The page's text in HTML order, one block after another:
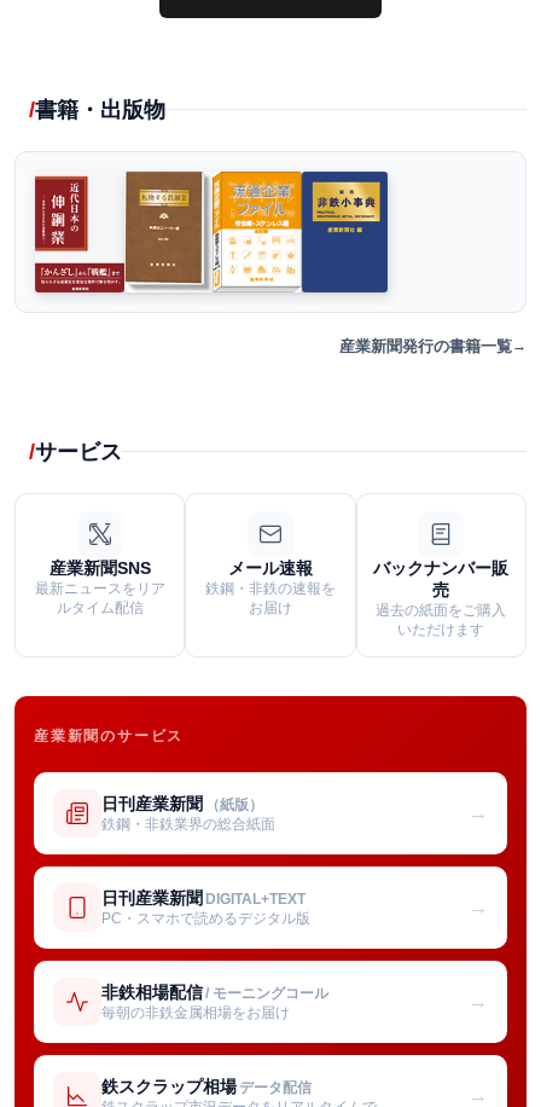
書籍・出版物
産業新聞発行の書籍一覧
サービス
産業新聞SNS
最新ニュースをリア
ルタイム配信
メール速報
鉄鋼・非鉄の速報を
お届け
バックナンバー販
売
過去の紙面をご購入
いただけます
産業新聞のサービス
日刊産業新聞 （紙版）
鉄鋼・非鉄業界の総合紙面
→
日刊産業新聞 DIGITAL+TEXT
PC・スマホで読めるデジタル版
→
非鉄相場配信/ モーニングコール
毎朝の非鉄金属相場をお届け
→
鉄スクラップ相場 データ配信 →